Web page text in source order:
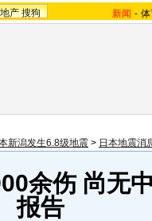
产 搜狗 新闻 -
新潟发生6.8级地震 > 日本地震消
余伤 尚无
报告